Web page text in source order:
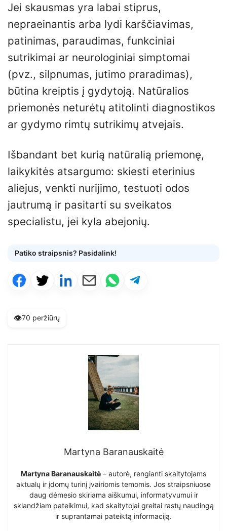
Jei skausmas yra labai stiprus,
nepraeinantis arba lydi karščiavimas,
patinimas, paraudimas, funkciniai
sutrikimai ar neurologiniai simptomai
(pvz., silpnumas, jutimo praradimas),
būtina kreiptis į gydytoją. Natūralios
priemonės neturėtų atitolinti diagnostikos
ar gydymo rimtų sutrikimų atvejais.
Išbandant bet kurią natūralią priemonę,
laikykitės atsargumo: skiesti eterinius
aliejus, venkti nurijimo, testuoti odos
jautrumą ir pasitarti su sveikatos
specialistu, jei kyla abejonių.
Patiko straipsnis? Pasidalink!
👁️70 peržiūrų
Martyna Baranauskaitė
Martyna Baranauskaitė – autorė, rengianti skaitytojams
aktualų ir įdomų turinį įvairiomis temomis. Jos straipsniuose
daug dėmesio skiriama aiškumui, informatyvumui ir
sklandžiam pateikimui, kad skaitytojai greitai rastų naudingą
ir suprantamai pateiktą informaciją.